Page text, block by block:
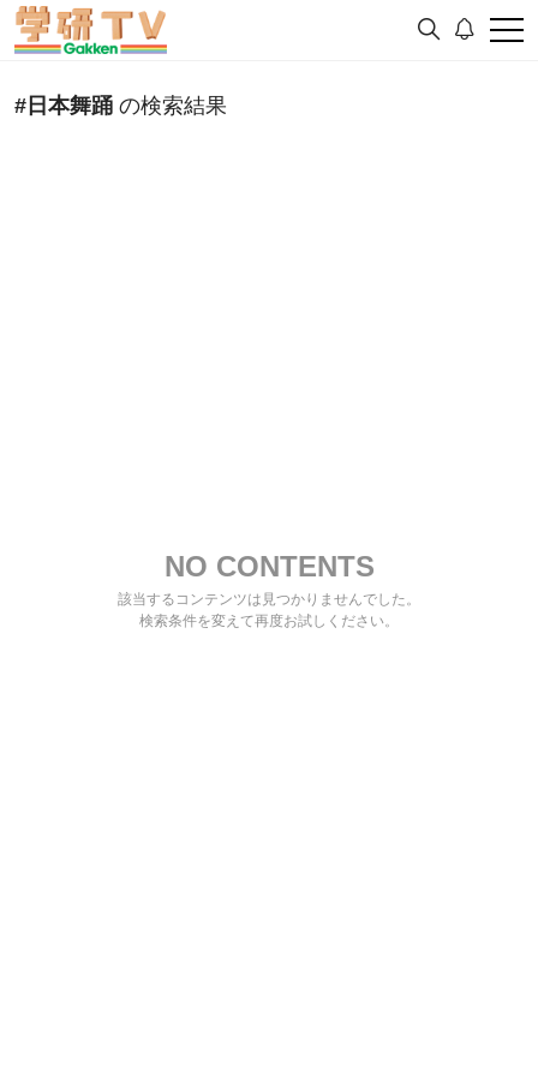
#日本舞踊 の検索結果
NO CONTENTS
該当するコンテンツは見つかりませんでした。
検索条件を変えて再度お試しください。